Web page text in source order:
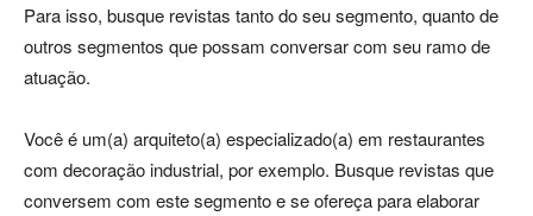
Para isso, busque revistas tanto do seu segmento, quanto de
outros segmentos que possam conversar com seu ramo de
atuação.
Você é um(a) arquiteto(a) especializado(a) em restaurantes
com decoração industrial, por exemplo. Busque revistas que
conversem com este segmento e se ofereça para elaborar